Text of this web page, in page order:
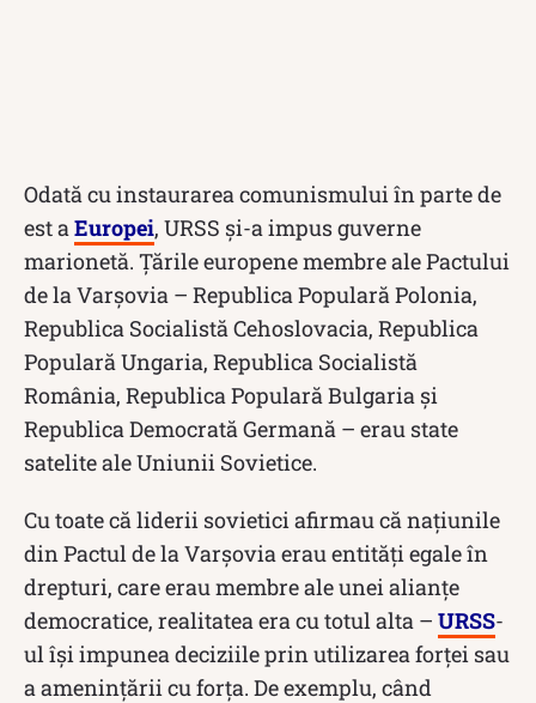
Odată cu instaurarea comunismului în parte de
est a Europei, URSS și-a impus guverne
marionetă. Țările europene membre ale Pactului
de la Varșovia – Republica Populară Polonia,
Republica Socialistă Cehoslovacia, Republica
Populară Ungaria, Republica Socialistă
România, Republica Populară Bulgaria și
Republica Democrată Germană – erau state
satelite ale Uniunii Sovietice.
Cu toate că liderii sovietici afirmau că națiunile
din Pactul de la Varșovia erau entități egale în
drepturi, care erau membre ale unei alianțe
democratice, realitatea era cu totul alta – URSS-
ul își impunea deciziile prin utilizarea forței sau
a amenințării cu forța. De exemplu, când